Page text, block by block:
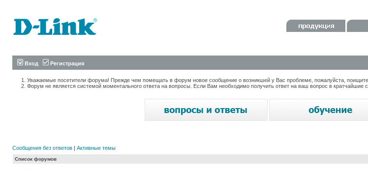
Вход Регистрация
Уважаемые посетители форума! Прежде чем помещать в форум новое сообщение о возникшей у Вас проблеме, пожалуйста,
Форум не является системой моментального ответа на вопросы. Если Вам необходимо получить ответ на ваш вопрос в кратчайшие
Сообщения без ответов | Активные темы
Список форумов